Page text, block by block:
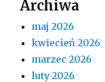
Archiwa
maj 2026
kwiecień 2026
marzec 2026
luty 2026